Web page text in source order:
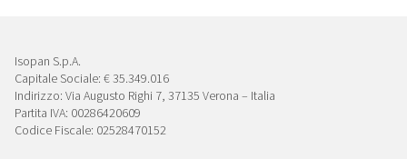
Isopan S.p.A.
Capitale Sociale: € 35.349.016
Indirizzo: Via Augusto Righi 7, 37135 Verona – Italia
Partita IVA: 00286420609
Codice Fiscale: 02528470152